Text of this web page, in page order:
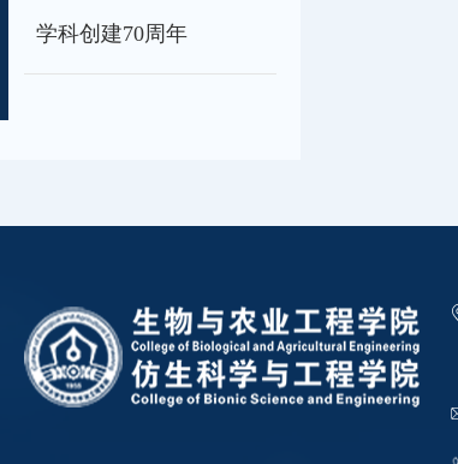
学科创建70周年